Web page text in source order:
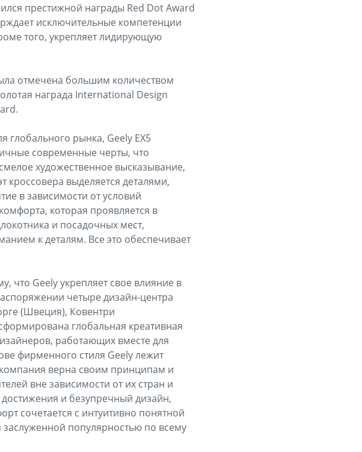
престижной награды Red Dot Award
исключительные компетенции
того, укрепляет лидирующую
отмечена большим количеством
награда International Design
рынка, Geely EX5
современные черты, что
художественное высказывание,
кроссовера выделяется деталями,
в зависимости от условий
которая проявляется в
и посадочных мест,
к деталям. Все это обеспечивает
что Geely укрепляет свое влияние в
четыре дизайн-центра
(Швеция), Ковентри
глобальная креативная
работающих вместе для
фирменного стиля Geely лежит
верна своим принципам и
вне зависимости от их стран и
и безупречный дизайн,
сочетается с интуитивно понятной
заслуженной популярностью по всему